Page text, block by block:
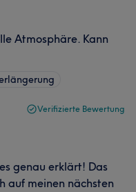
Atmosphäre. Kann
Verifizierte Bewertung
genau erklärt! Das
auf meinen nächsten